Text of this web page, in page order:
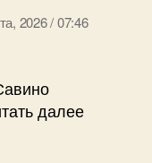
2026 / 07:46
далее